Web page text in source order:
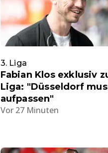
3. Liga
Fabian Klos exklusiv
Liga: "Düsseldorf
aufpassen"
Vor 27 Minuten